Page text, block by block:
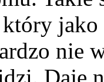
nie
Daje